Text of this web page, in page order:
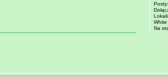
Posty:
White
Na